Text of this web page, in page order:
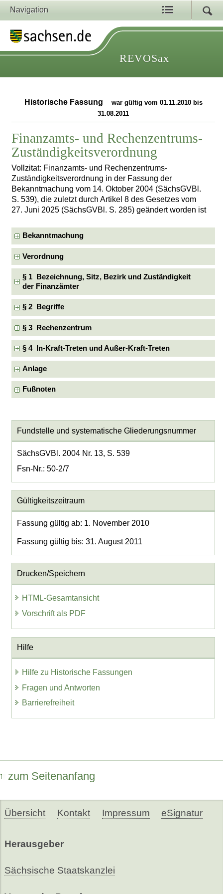
Navigation
REVOSax
Historische Fassung
war gültig vom 01.11.2010 bis
31.08.2011
Finanzamts- und Rechenzentrums-
Zuständigkeitsverordnung
Vollzitat: Finanzamts- und Rechenzentrums-
Zuständigkeitsverordnung in der Fassung der
Bekanntmachung vom 14. Oktober 2004 (SächsGVBl.
S. 539), die zuletzt durch Artikel 8 des Gesetzes vom
27. Juni 2025 (SächsGVBl. S. 285) geändert worden ist
Bekanntmachung
Verordnung
§ 1 Bezeichnung, Sitz, Bezirk und Zuständigkeit
der Finanzämter
§ 2 Begriffe
§ 3 Rechenzentrum
§ 4 In-Kraft-Treten und Außer-Kraft-Treten
Anlage
Fußnoten
Fundstelle und systematische Gliederungsnummer
SächsGVBl. 2004 Nr. 13, S. 539
Fsn-Nr.: 50-2/7
Gültigkeitszeitraum
Fassung gültig ab: 1. November 2010
Fassung gültig bis: 31. August 2011
Drucken/Speichern
HTML-Gesamtansicht
Vorschrift als PDF
Hilfe
Hilfe zu Historische Fassungen
Fragen und Antworten
Barrierefreiheit
zum Seitenanfang
Übersicht Kontakt Impressum eSignatur
Herausgeber
Sächsische Staatskanzlei